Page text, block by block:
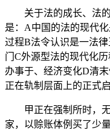
关于法的成长、法的
是：A中国的法的现代
过程B法令认识是一法
门C外源型法的现代化
办事于、经济变化D清
正在轨制层面上的正式启
甲正在强制所时，无
家，以赊账体例买了少